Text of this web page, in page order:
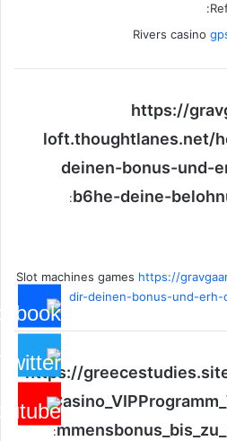
Rivers casino
https://
loft.thoughtlanes.net/
deinen-bonus-und-
b6he-deine-
:
Slot machines games https://
dir-deinen-bonus-und-
https://
: